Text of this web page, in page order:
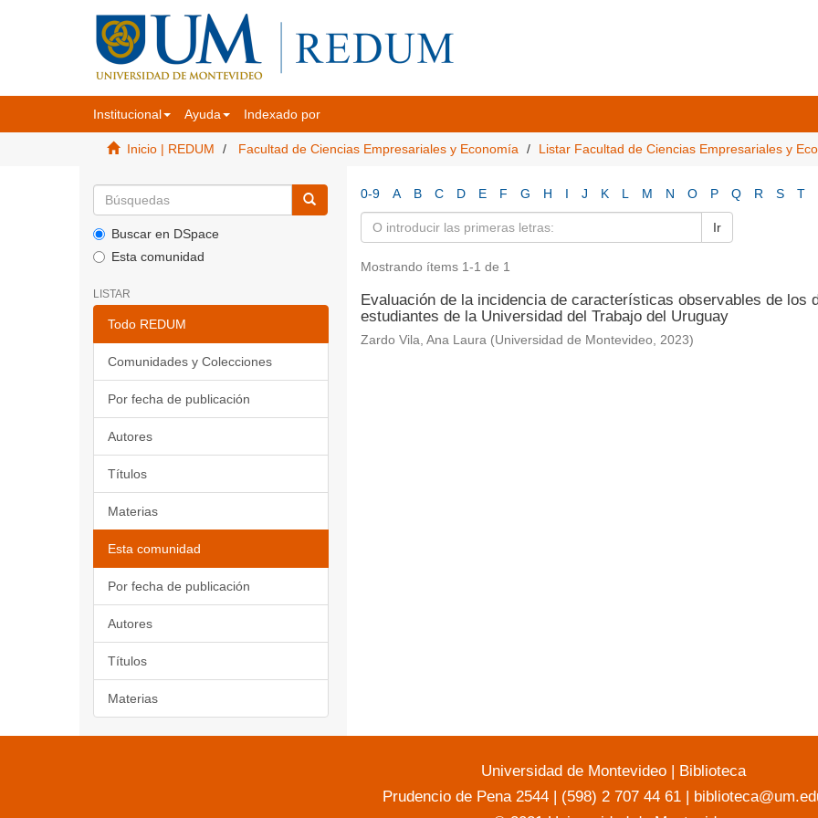
Institucional Ayuda Indexado por
Inicio | REDUM Facultad de Ciencias Empresariales y Economía Listar Facultad de Ciencias Empresariales y
Buscar en DSpace
Esta comunidad
LISTAR
Todo REDUM
Comunidades y Colecciones
Por fecha de publicación
Autores
Títulos
Materias
Esta comunidad
Por fecha de publicación
Autores
Títulos
Materias
0-9 A B C D E F G H I J K L M N O P Q R S T
Ir
Mostrando ítems 1-1 de 1
Evaluación de la incidencia de características observables de los
estudiantes de la Universidad del Trabajo del Uruguay
Zardo Vila, Ana Laura (Universidad de Montevideo, 2023)
Universidad de Montevideo | Biblioteca
Prudencio de Pena 2544 | (598) 2 707 44 61 |